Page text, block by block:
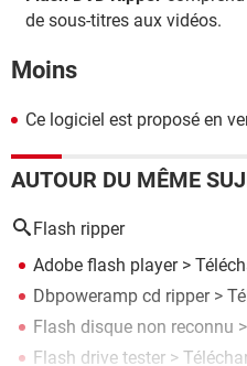
de sous-titres aux vidéos.
Moins
Ce logiciel est proposé en
AUTOUR DU MÊME
Flash ripper
Adobe flash player>
Dbpoweramp cd ripper>
Flash disque non reconnu
Flash drive tester >